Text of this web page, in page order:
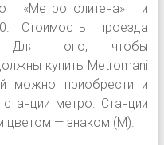
«Метрополитена» и
Стоимость проезда
Для того, чтобы
купить Metromani
можно приобрести и
метро. Станции
цветом — знаком (М).